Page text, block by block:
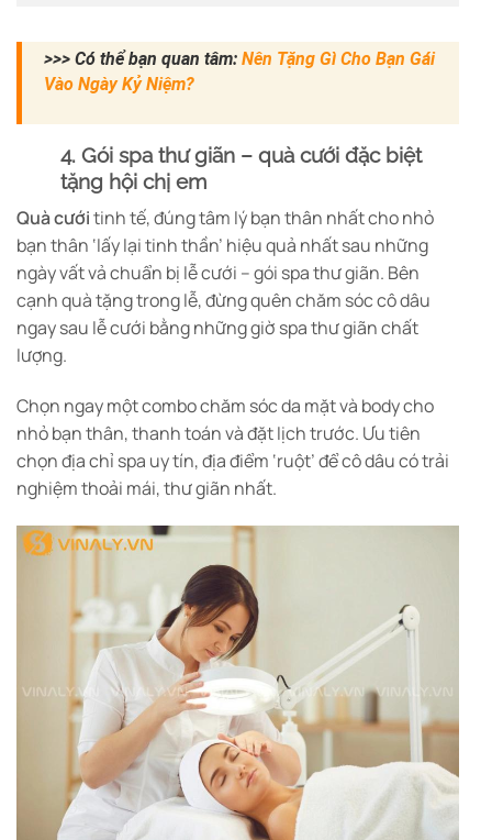
>>> Có thể bạn quan tâm: Nên Tặng Gì Cho Bạn Gái
Vào Ngày Kỷ Niệm?
4. Gói spa thư giãn – quà cưới đặc biệt
tặng hội chị em
Quà cướitinh tế, đúng tâm lý bạn thân nhất cho nhỏ
bạn thân ‘lấy lại tinh thần’ hiệu quả nhất sau những
ngày vất vả chuẩn bị lễ cưới – gói spa thư giãn. Bên
cạnh quà tặng trong lễ, đừng quên chăm sóc cô dâu
ngay sau lễ cưới bằng những giờ spa thư giãn chất
lượng.
Chọn ngay một combo chăm sóc da mặt và body cho
nhỏ bạn thân, thanh toán và đặt lịch trước. Ưu tiên
chọn địa chỉ spa uy tín, địa điểm ‘ruột’ để cô dâu có trải
nghiệm thoải mái, thư giãn nhất.